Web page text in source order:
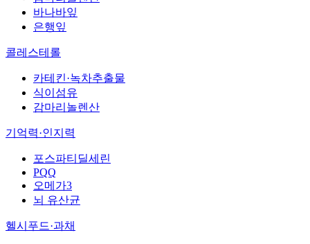
바나바잎
은행잎
콜레스테롤
카테킨·녹차추출물
식이섬유
감마리놀렌산
기억력·인지력
포스파티딜세린
PQQ
오메가3
뇌 유산균
헬시푸드·과채